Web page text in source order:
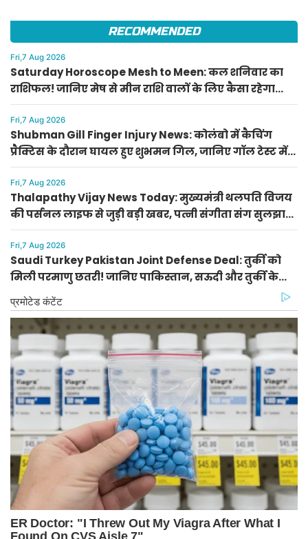
RECOMMENDED
Fri,7 Aug 2026
Saturday Horoscope Mesh to Meen: कल शनिवार का
राशिफल! जानिए मेष से मीन राशि वालों के लिए कैसा रहेगा
दिन, किसे मिलेगा आर्थिक लाभ
Fri,7 Aug 2026
Shubman Gill Finger Injury News: कोलंबो में कैचिंग
प्रैक्टिस के दौरान घायल हुए शुभमन गिल, जानिए गॉल टेस्ट में
खेलेंगे या नहीं
Fri,7 Aug 2026
Thalapathy Vijay News Today: मुख्यमंत्री थलपति विजय
की पर्सनल लाइफ से जुड़ी बड़ी खबर, पत्नी संगीता संग सुलझा
विवाद
Fri,7 Aug 2026
Saudi Turkey Pakistan Joint Defense Deal: तुर्की को
मिली परमाणु छतरी! जानिए पाकिस्तान, सऊदी और तुर्की के
सैन्य गठबंधन के मायने